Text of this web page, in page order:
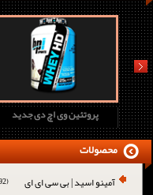
پروتئین وی اچ دی جدید
next
آمینو اسید | بی سی ای ای (292)
محصولات